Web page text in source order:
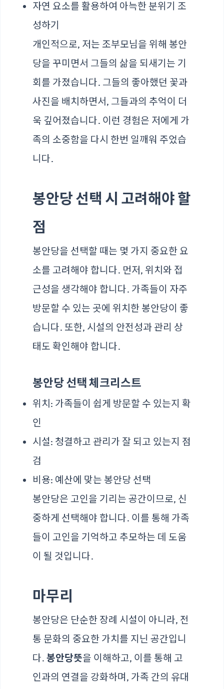
자연 요소를 활용하여 아늑한 분위기 조
성하기
개인적으로, 저는 조부모님을 위해 봉안
당을 꾸미면서 그들의 삶을 되새기는 기
회를 가졌습니다. 그들의 좋아했던 꽃과
사진을 배치하면서, 그들과의 추억이 더
욱 깊어졌습니다. 이런 경험은 저에게 가
족의 소중함을 다시 한번 일깨워 주었습
니다.
봉안당 선택 시 고려해야 할
점
봉안당을 선택할 때는 몇 가지 중요한 요
소를 고려해야 합니다. 먼저, 위치와 접
근성을 생각해야 합니다. 가족들이 자주
방문할 수 있는 곳에 위치한 봉안당이 좋
습니다. 또한, 시설의 안전성과 관리 상
태도 확인해야 합니다.
봉안당 선택 체크리스트
위치: 가족들이 쉽게 방문할 수 있는지 확
인
시설: 청결하고 관리가 잘 되고 있는지 점
검
비용: 예산에 맞는 봉안당 선택
봉안당은 고인을 기리는 공간이므로, 신
중하게 선택해야 합니다. 이를 통해 가족
들이 고인을 기억하고 추모하는 데 도움
이 될 것입니다.
마무리
봉안당은 단순한 장례 시설이 아니라, 전
통 문화의 중요한 가치를 지닌 공간입니
다. 봉안당뜻을 이해하고, 이를 통해 고
인과의 연결을 강화하며, 가족 간의 유대